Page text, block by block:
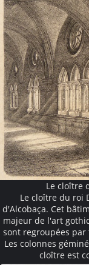
Le cloître
Le cloître du roi
d'Alcobaça. Cet
majeur de l'art
sont regroupées
Les colonnes
cloître est